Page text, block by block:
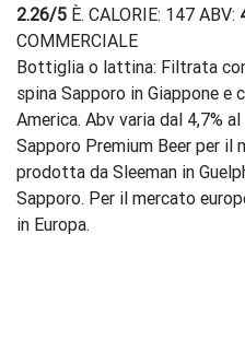
2.26/5 È. CALORIE: 147 ABV:
COMMERCIALE
Bottiglia o lattina: Filtrata
spina Sapporo in Giappone e
America. Abv varia dal 4,7%
Sapporo Premium Beer per il
prodotta da Sleeman in
Sapporo. Per il mercato
in Europa.